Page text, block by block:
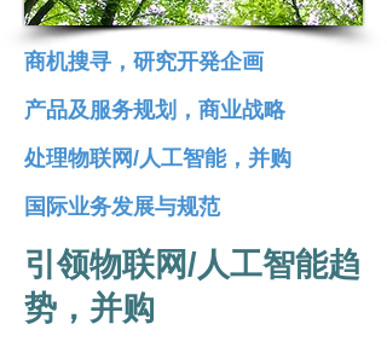
商机搜寻 ，研究开発企画
产品及服务规划，商业战略
处理物联网/人工智能，并购
国际业务发展与规范
引领物联网/人工智能趋
势，并购